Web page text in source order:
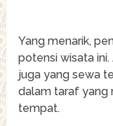
Yang menarik,
potensi wisata
juga yang sewa
dalam taraf yang
tempat.